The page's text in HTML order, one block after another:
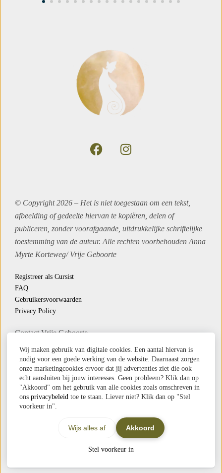
1 2 3 4 5 6 7
© Copyright 2026 – Het is niet toegestaan om een tekst,
afbeelding of gedeelte hiervan te kopiëren, delen of
publiceren, zonder voorafgaande, uitdrukkelijke schriftelijke
toestemming van de auteur. Alle rechten voorbehouden Anna
Myrte Korteweg/Vrije Geboorte
Registreer als Cursist
FAQ
Gebruikersvoorwaarden
Privacy Policy
Contact Vrije Geboorte
Whatsapp
Email
Veel beeld op deze website komt uit ‘ Mijn reis naar binnen’
en is gemaakt doorJilke Pet
Wij maken gebruik van digitale cookies. Een aantal hiervan is
nodig voor een goede werking van de website. Daarnaast zorgen
onze marketingcookies ervoor dat jij advertenties ziet die ook
echt aansluiten bij jouw interesses. Geen probleem? Klik dan op
"Akkoord" om het gebruik van alle cookies zoals omschreven in
ons privacybeleid toe te staan. Liever niet? Klik dan op "Stel
voorkeur in".
Stel voorkeur in
Wijs alles af Akkoord